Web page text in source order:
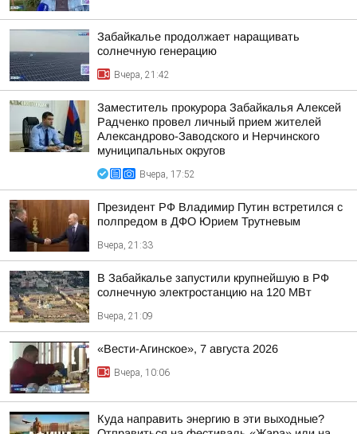
Забайкалье продолжает наращивать
солнечную генерацию
Вчера, 21:42
Заместитель прокурора Забайкалья Алексей
Радченко провел личный прием жителей
Александрово-Заводского и Нерчинского
муниципальных округов
Вчера, 17:52
Президент РФ Владимир Путин встретился с
полпредом в ДФО Юрием Трутневым
Вчера, 21:33
В Забайкалье запустили крупнейшую в РФ
солнечную электростанцию на 120 МВт
Вчера, 21:09
«Вести-Агинское», 7 августа 2026
Вчера, 10:06
Куда направить энергию в эти выходные?